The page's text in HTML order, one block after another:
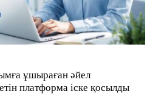
ұшыраған әйел
платформа іске қосылды